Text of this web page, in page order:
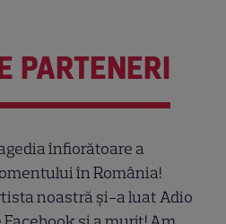
PARTENERI
înfiorătoare a
în România!
noastră și-a luat Adio